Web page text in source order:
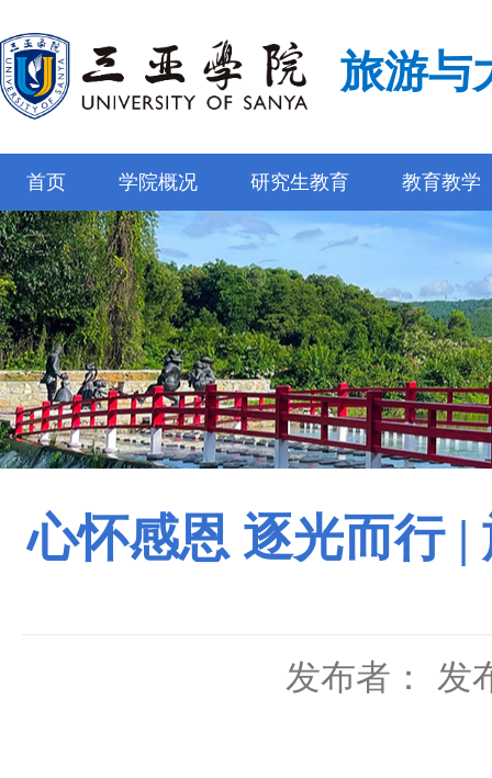
旅游与
首页 学院概况 研究生教育 教育教学
心怀感恩 逐光而行
发布者： 发